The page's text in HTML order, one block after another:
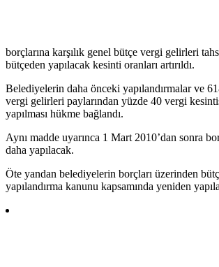
borçlarına karşılık genel bütçe vergi gelirleri
bütçeden yapılacak kesinti oranları artırıldı.
Belediyelerin daha önceki yapılandırmalar ve
vergi gelirleri paylarından yüzde 40 vergi
yapılması hükme bağlandı.
Aynı madde uyarınca 1 Mart 2010’dan sonra
daha yapılacak.
Öte yandan belediyelerin borçları üzerinden
yapılandırma kanunu kapsamında yeniden